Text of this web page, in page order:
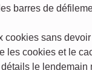
barres de
cookies sans
les cookies et le
le